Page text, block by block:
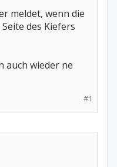
meldet, wenn die
des Kiefers
auch wieder ne
#1